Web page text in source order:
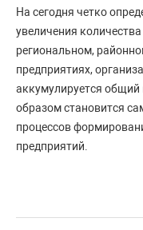
На сегодня четко
увеличения
региональном,
предприятиях,
аккумулируется
образом становится
процессов
предприятий.